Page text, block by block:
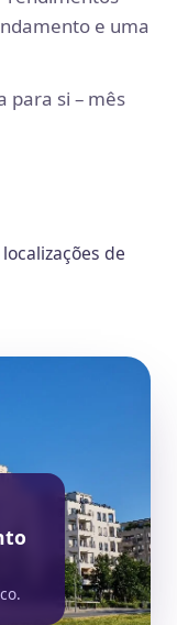
e uma
para si – mês
de